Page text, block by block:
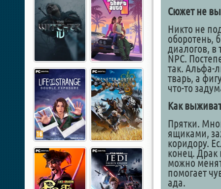
Сюжет не
Никто не
оборотень,
диалогов, в
NPC.
так. Альфа-
тварь, а
что-то
Как
Прятки.
ящиками,
коридору.
конец. Драк
можно
помогает
ада.